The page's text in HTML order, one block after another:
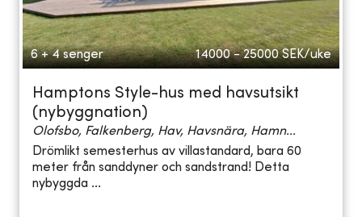
6 + 4 senger 14000 - 25000 SEK/uke
Hamptons Style-hus med havsutsikt
(nybyggnation)
Olofsbo, Falkenberg, Hav, Havsnära, Hamn...
Drömlikt semesterhus av villastandard, bara 60
meter från sanddyner och sandstrand! Detta
nybyggda ...